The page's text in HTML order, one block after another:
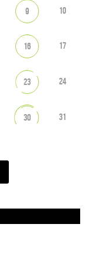
9 10
16 17
23 24
30 31